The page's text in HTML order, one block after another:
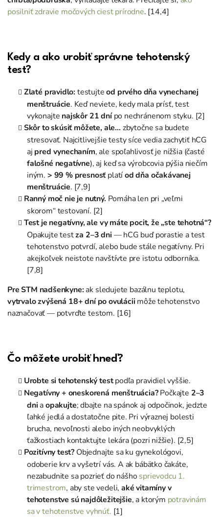
posilniť zdravie močových ciest prírodne. [14,4]
Kedy a ako urobiť správne tehotenský
test?
Zlaté pravidlo:testujteod prvého dňa vynechanej
menštruácie. Keď neviete, kedy mala prísť, test
vykonajte najskôr 21 dnípo nechránenom styku. [2]
Skôr to skúsiť môžete, ale… zbytočne sa budete
stresovať. Najcitlivejšie testy síce vedia zachytiť hCG
aj pred vynechaním, ale spoľahlivosť je nižšia (časté
falošné negatívne), aj keď sa výrobcovia pýšia niečím
iným. > 99 % presnosťplatíod dňa očakávanej
menštruácie. [7,9]
Ranný moč nie je nutný. Pomáha len pri „veľmi
skorom“ testovaní. [2]
Test je negatívny, ale vy máte pocit, že „ste tehotná“?
Opakujte testza 2–3 dni— hCG buď porastie a test
tehotenstvo potvrdí, alebo bude stále negatívny. Pri
akejkoľvek neistote navštívte pre istotu odborníka.
[7,8]
Pre STM nadšenkyne:ak sledujete bazálnu teplotu,
vytrvalo zvýšená 18+ dní po ovuláciimôže tehotenstvo
naznačovať — potvrďte testom. [16]
Čo môžete urobiť hneď?
Urobte si tehotenský testpodľa pravidiel vyššie.
Negatívny + oneskorená menštruácia?Počkajte 2–3
dniaopakujte; dbajte na spánok aj odpočinok, jedzte
ľahké jedlá a dostatočne pite. Pri výraznej bolesti
brucha, nevoľnosti alebo iných neobvyklých
ťažkostiach kontaktujte lekára (pozri nižšie). [2,5]
Pozitívny test? Objednajte sa ku gynekológovi,
odoberie krv a vyšetrí vás. A ak bábätko čakáte,
nezabudnite sa pozrieť do nášhosprievodcu 1.
trimestrom, aby ste vedeli, aké vitamíny v
tehotenstve sú najdôležitejšie, a ktorým potravinám
sa v tehotenstve vyhnúť. [1]